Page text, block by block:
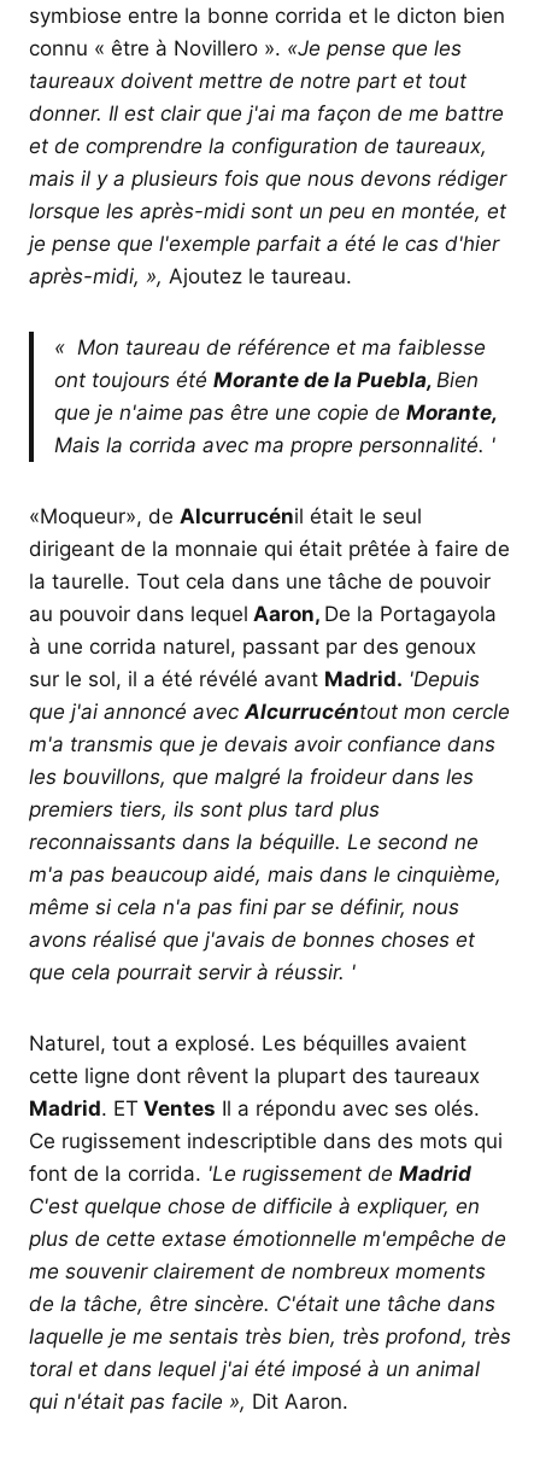
symbiose entre la bonne corrida et le dicton bien
connu « être à Novillero ». «Je pense que les
taureaux doivent mettre de notre part et tout
donner. Il est clair que j'ai ma façon de me battre
et de comprendre la configuration de taureaux,
mais il y a plusieurs fois que nous devons rédiger
lorsque les après-midi sont un peu en montée, et
je pense que l'exemple parfait a été le cas d'hier
après-midi, », Ajoutez le taureau.
« Mon taureau de référence et ma faiblesse
ont toujours été Morante de la Puebla, Bien
que je n'aime pas être une copie de Morante,
Mais la corrida avec ma propre personnalité. '
«Moqueur», de Alcurrucénil était le seul
dirigeant de la monnaie qui était prêtée à faire de
la taurelle. Tout cela dans une tâche de pouvoir
au pouvoir dans lequel Aaron, De la Portagayola
à une corrida naturel, passant par des genoux
sur le sol, il a été révélé avant Madrid. 'Depuis
que j'ai annoncé avecAlcurrucéntout mon cercle
m'a transmis que je devais avoir confiance dans
les bouvillons, que malgré la froideur dans les
premiers tiers, ils sont plus tard plus
reconnaissants dans la béquille. Le second ne
m'a pas beaucoup aidé, mais dans le cinquième,
même si cela n'a pas fini par se définir, nous
avons réalisé que j'avais de bonnes choses et
que cela pourrait servir à réussir. '
Naturel, tout a explosé. Les béquilles avaient
cette ligne dont rêvent la plupart des taureaux
Madrid. ET Ventes Il a répondu avec ses olés.
Ce rugissement indescriptible dans des mots qui
font de la corrida. 'Le rugissement de Madrid
C'est quelque chose de difficile à expliquer, en
plus de cette extase émotionnelle m'empêche de
me souvenir clairement de nombreux moments
de la tâche, être sincère. C'était une tâche dans
laquelle je me sentais très bien, très profond, très
toral et dans lequel j'ai été imposé à un animal
qui n'était pas facile », Dit Aaron.